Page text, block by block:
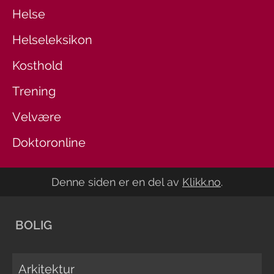
Helse
Helseleksikon
Kosthold
Trening
Velvære
Doktoronline
Denne siden er en del av Klikk.no.
BOLIG
Arkitektur